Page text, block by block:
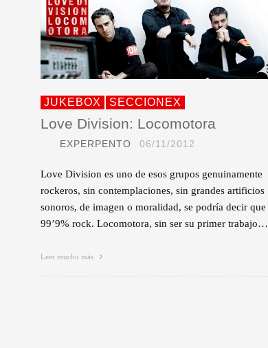
JUKEBOX SECCIONEX
Love Division: Locomotora
EXPERPENTO 06/11/2012
Love Division es uno de esos grupos genuinamente
rockeros, sin contemplaciones, sin grandes artificios
sonoros, de imagen o moralidad, se podría decir que
99’9% rock. Locomotora, sin ser su primer trabajo…
Leer mucho más